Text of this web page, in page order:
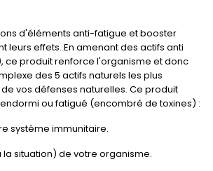
d'éléments anti-fatigue et booster
leurs effets. En amenant des actifs anti
ce produit renforce l'organisme et donc
des 5 actifs naturels les plus
vos défenses naturelles. Ce produit
ou fatigué (encombré de toxines) :
système immunitaire.
situation) de votre organisme.